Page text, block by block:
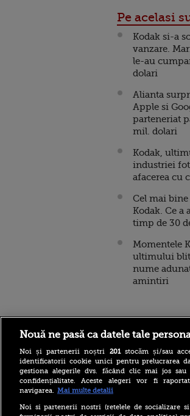
Pe acelasi
Kodak si-a
vanzare.
le-au
dolari
Alianta
Apple si
parteneriat
mil. dolari
Kodak,
industriei
afacerea cu
Cel mai bine
Kodak. Ce a
timp de 30
Momentele
ultimului
nume
amintiri
Stirileprotv.ro
Reacția Rusiei după
Nouă ne pasă ca datele tale
Noi și partenerii noștri 201stocăm și/sau
identificatorii cookie unici pentru prelucrarea
gestiona alegerile dvs. făcând clic mai jos
confidențialitate. Aceste alegeri vor fi
navigarea. Mai multe detalii
Noi si partenerii nostri (retelele de socializare